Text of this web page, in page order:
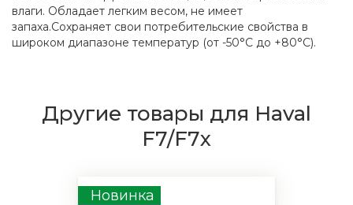
влаги. Обладает легким весом, не имеет
запаха.Сохраняет свои потребительские свойства в
широком диапазоне температур (от -50°С до +80°С).
Другие товары для Haval
F7/F7x
Новинка